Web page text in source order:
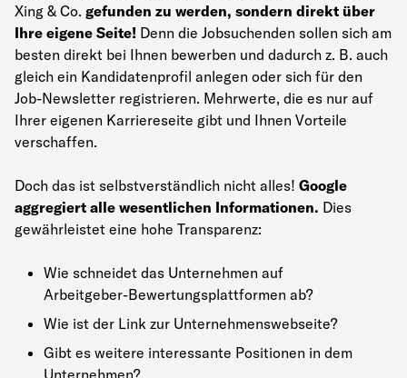
Xing & Co. gefunden zu werden, sondern direkt über
Ihre eigene Seite! Denn die Jobsuchenden sollen sich am
besten direkt bei Ihnen bewerben und dadurch z. B. auch
gleich ein Kandidatenprofil anlegen oder sich für den
Job-Newsletter registrieren. Mehrwerte, die es nur auf
Ihrer eigenen Karriereseite gibt und Ihnen Vorteile
verschaffen.
Doch das ist selbstverständlich nicht alles! Google
aggregiert alle wesentlichen Informationen. Dies
gewährleistet eine hohe Transparenz:
Wie schneidet das Unternehmen auf
Arbeitgeber-Bewertungsplattformen ab?
Wie ist der Link zur Unternehmenswebseite?
Gibt es weitere interessante Positionen in dem